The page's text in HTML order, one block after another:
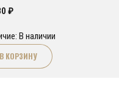
₽
В наличии
В КОРЗИНУ